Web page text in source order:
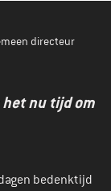
directeur
nu tijd om
bedenktijd